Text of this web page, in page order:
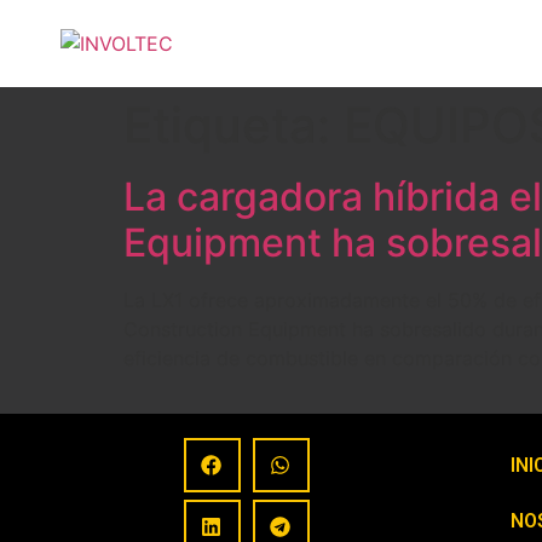
La cargadora híbrida
Equipment ha